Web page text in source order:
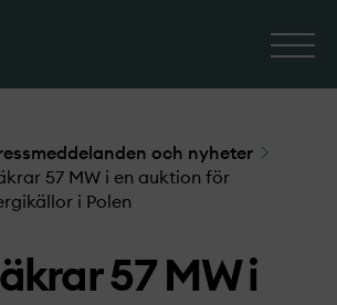
och nyheter
57 MW i en auktion för
i Polen
57 MW i